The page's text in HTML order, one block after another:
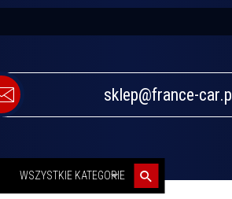
sklep@france-
WSZYSTKIE KATEGORIE